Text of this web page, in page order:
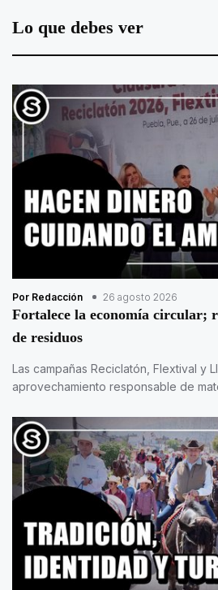
Lo que debes ver
Por Redacción 26 agosto 2026
Fortalece la economía circular;
de residuos
Las campañas Reciclatón, Flextival y
aprovechamiento responsable de